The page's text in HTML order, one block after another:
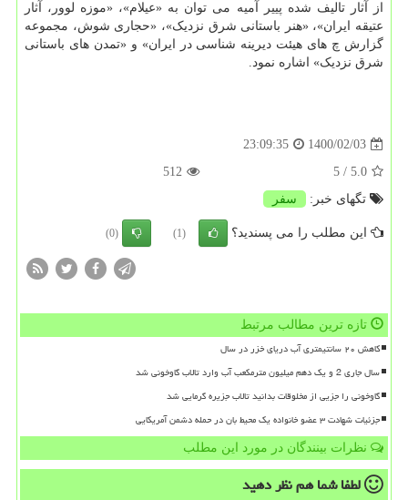
از آثار تالیف شده پییر آمیه می توان به «عیلام»، «موزه لوور، آثار
عتیقه ایران»، «هنر باستانی شرق نزدیک»، «حجاری شوش، مجموعه
گزارش چ های هیئت دیرینه شناسی در ایران» و «تمدن های باستانی
شرق نزدیک» اشاره نمود.
1400/02/03
23:09:35
5.0
/ 5
512
تگهای خبر:
سفر
این مطلب را می پسندید؟ (1)
(0)
تازه ترین مطالب مرتبط
کاهش ۲۰ سانتیمتری آب دریای خزر در سال
سال جاری 2 و یک دهم میلیون مترمکعب آب وارد تالاب گاوخونی شد
گاوخونی را جزیی از مخلوقات بدانید تالاب جزیره گرمایی شد
جزئیات شهادت ۳ عضو خانواده یک محیط بان در حمله دشمن آمریکایی
نظرات بینندگان در مورد این مطلب
لطفا شما همنظر دهید